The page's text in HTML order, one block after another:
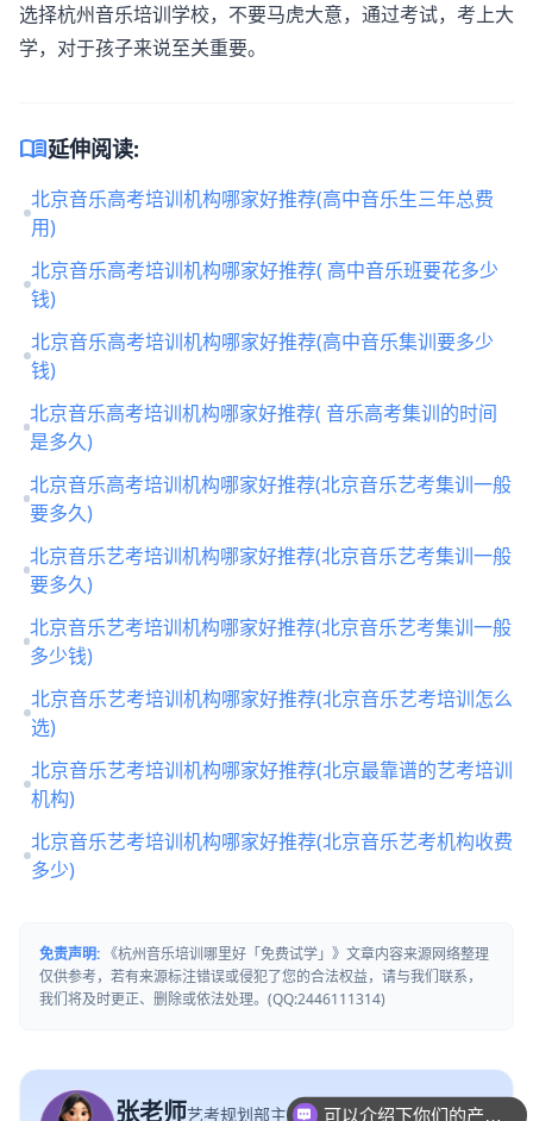
选择杭州音乐培训学校，不要马虎大意，通过考试，考上大
学，对于孩子来说至关重要。
menu_book延伸阅读:
北京音乐高考培训机构哪家好推荐(高中音乐生三年总费
用)
北京音乐高考培训机构哪家好推荐( 高中音乐班要花多少
钱)
北京音乐高考培训机构哪家好推荐(高中音乐集训要多少
钱)
北京音乐高考培训机构哪家好推荐( 音乐高考集训的时间
是多久)
北京音乐高考培训机构哪家好推荐(北京音乐艺考集训一般
要多久)
北京音乐艺考培训机构哪家好推荐(北京音乐艺考集训一般
要多久)
北京音乐艺考培训机构哪家好推荐(北京音乐艺考集训一般
多少钱)
北京音乐艺考培训机构哪家好推荐(北京音乐艺考培训怎么
选)
北京音乐艺考培训机构哪家好推荐(北京最靠谱的艺考培训
机构)
北京音乐艺考培训机构哪家好推荐(北京音乐艺考机构收费
多少)
免责声明: 《杭州音乐培训哪里好「免费试学」》文章内容来源网络整理
仅供参考，若有来源标注错误或侵犯了您的合法权益，请与我们联系，
我们将及时更正、删除或依法处理。(QQ:2446111314)
张老师艺考规划部主任